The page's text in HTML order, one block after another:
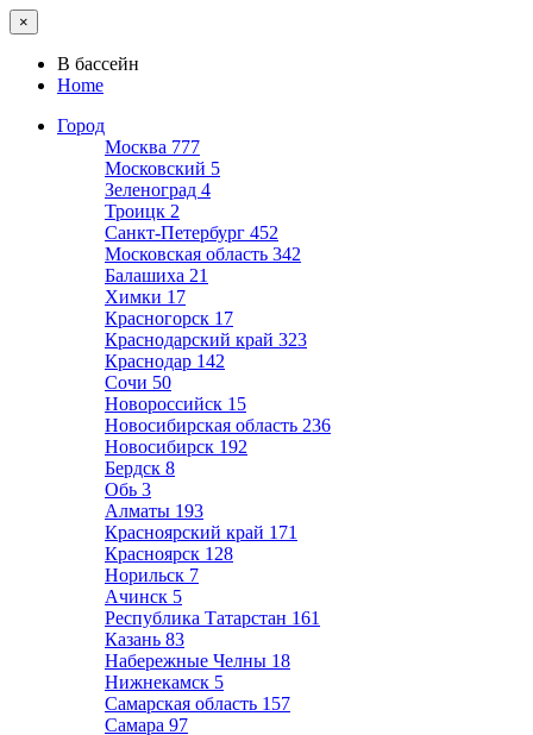
×
В бассейн
Home
Город
Москва 777
Московский 5
Зеленоград 4
Троицк 2
Санкт-Петербург 452
Московская область 342
Балашиха 21
Химки 17
Красногорск 17
Краснодарский край 323
Краснодар 142
Сочи 50
Новороссийск 15
Новосибирская область 236
Новосибирск 192
Бердск 8
Обь 3
Алматы 193
Красноярский край 171
Красноярск 128
Норильск 7
Ачинск 5
Республика Татарстан 161
Казань 83
Набережные Челны 18
Нижнекамск 5
Самарская область 157
Самара 97